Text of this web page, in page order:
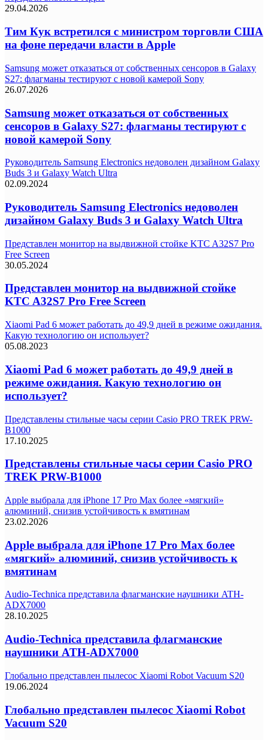
29.04.2026
Тим Кук встретился с министром торговли США
на фоне передачи власти в Apple
Samsung может отказаться от собственных сенсоров в Galaxy
S27: флагманы тестируют с новой камерой Sony
26.07.2026
Samsung может отказаться от собственных
сенсоров в Galaxy S27: флагманы тестируют с
новой камерой Sony
Руководитель Samsung Electronics недоволен дизайном Galaxy
Buds 3 и Galaxy Watch Ultra
02.09.2024
Руководитель Samsung Electronics недоволен
дизайном Galaxy Buds 3 и Galaxy Watch Ultra
Представлен монитор на выдвижной стойке KTC A32S7 Pro
Free Screen
30.05.2024
Представлен монитор на выдвижной стойке
KTC A32S7 Pro Free Screen
Xiaomi Pad 6 может работать до 49,9 дней в режиме ожидания.
Какую технологию он использует?
05.08.2023
Xiaomi Pad 6 может работать до 49,9 дней в
режиме ожидания. Какую технологию он
использует?
Представлены стильные часы серии Casio PRO TREK PRW-
B1000
17.10.2025
Представлены стильные часы серии Casio PRO
TREK PRW-B1000
Apple выбрала для iPhone 17 Pro Max более «мягкий»
алюминий, снизив устойчивость к вмятинам
23.02.2026
Apple выбрала для iPhone 17 Pro Max более
«мягкий» алюминий, снизив устойчивость к
вмятинам
Audio-Technica представила флагманские наушники ATH-
ADX7000
28.10.2025
Audio-Technica представила флагманские
наушники ATH-ADX7000
Глобально представлен пылесос Xiaomi Robot Vacuum S20
19.06.2024
Глобально представлен пылесос Xiaomi Robot
Vacuum S20